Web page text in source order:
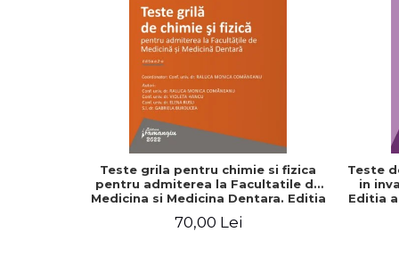
Teste grila pentru chimie si fizica
pentru admiterea la Facultatile de
Medicina si Medicina Dentara. Editia
a II-a - Raluca Monica Comaneanu,
Violeta Hancu, Elena Rusu, Gabriela
70,00 Lei
Teste
in
Editia